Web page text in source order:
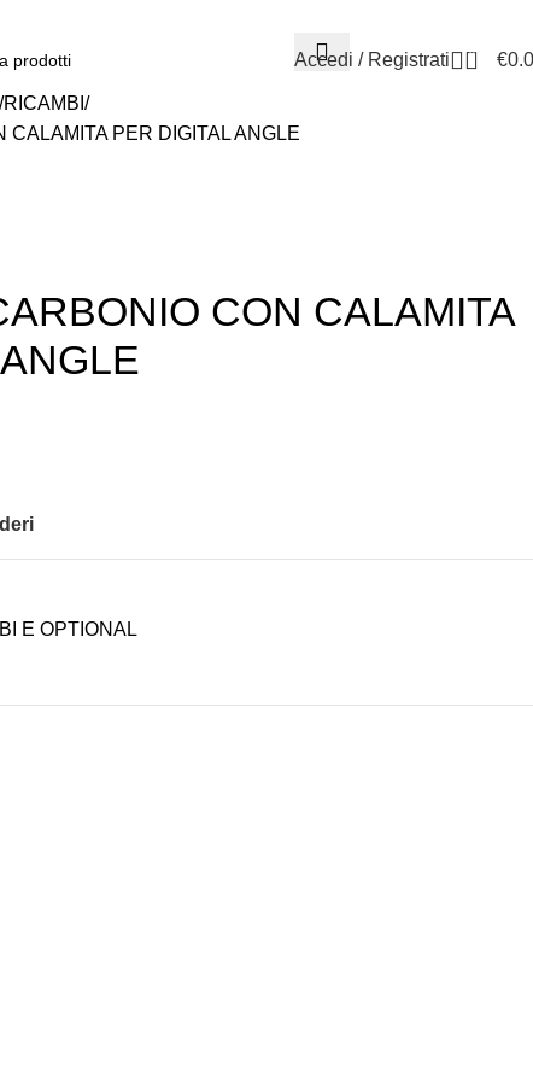
Accedi / Registrati 0 €
RICAMBI
PER DIGITAL ANGLE
CON CALAMITA
E OPTIONAL